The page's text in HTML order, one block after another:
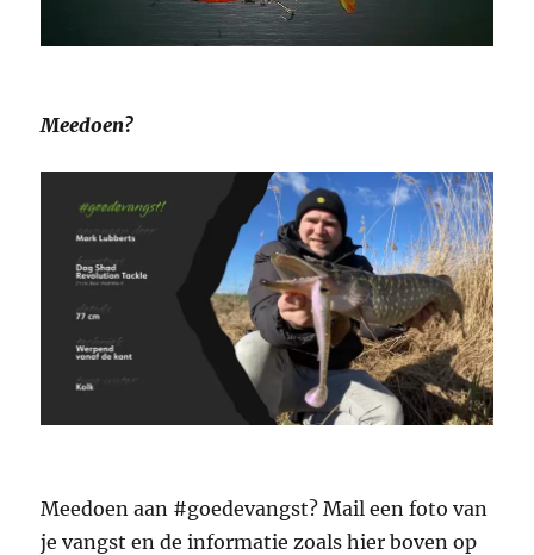
Meedoen?
Meedoen aan #goedevangst? Mail een foto van
je vangst en de informatie zoals hier boven op